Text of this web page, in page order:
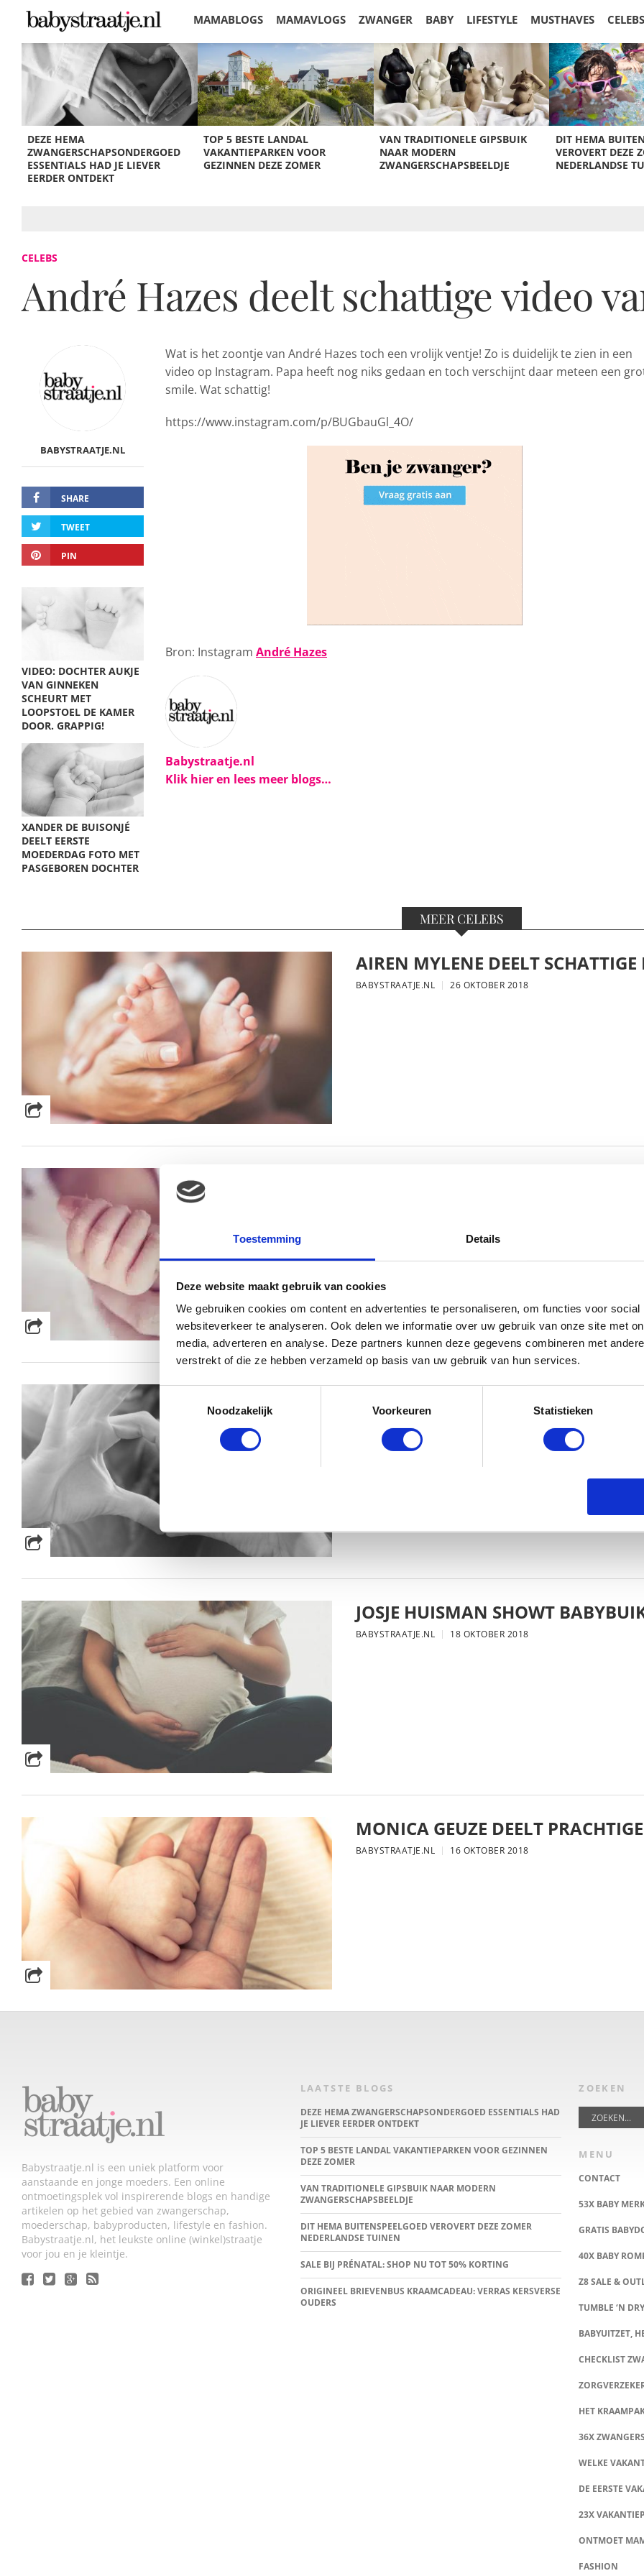
Toestemming Details
Deze website maakt gebruik van cookies
We gebruiken cookies om content en advertenties te personaliseren, om functies voor social
websiteverkeer te analyseren. Ook delen we informatie over uw gebruik van onze site met
media, adverteren en analyse. Deze partners kunnen deze gegevens combineren met
verstrekt of die ze hebben verzameld op basis van uw gebruik van hun services.
Noodzakelijk
Voorkeuren Statistieken
MAMABLOGS MAMAVLOGS ZWANGER BABY LIFESTYLE MUSTHAVES CELEBS
KORTINGEN
DEZE HEMA
ZWANGERSCHAPSONDERGOED
ESSENTIALS HAD JE LIEVER
EERDER ONTDEKT
TOP 5 BESTE LANDAL
VAKANTIEPARKEN VOOR
GEZINNEN DEZE ZOMER
VAN TRADITIONELE GIPSBUIK
NAAR MODERN
ZWANGERSCHAPSBEELDJE
DIT HEMA
VEROVERT DEZE
NEDERLANDSE
CELEBS
André Hazes deelt schattige video
BABYSTRAATJE.NL
SHARE
TWEET
PIN
VIDEO: DOCHTER AUKJE
VAN GINNEKEN
SCHEURT MET
LOOPSTOEL DE KAMER
DOOR. GRAPPIG!
XANDER DE BUISONJÉ
DEELT EERSTE
MOEDERDAG FOTO MET
PASGEBOREN DOCHTER
Wat is het zoontje van André Hazes toch een vrolijk ventje! Zo is duidelijk te zien in een
video op Instagram. Papa heeft nog niks gedaan en toch verschijnt daar meteen een
smile. Wat schattig!
https://www.instagram.com/p/BUGbauGl_4O/
Bron: Instagram André Hazes
Babystraatje.nl
Klik hier en lees meer blogs…
MEER CELEBS
AIREN MYLENE DEELT
BABYSTRAATJE.NL 26 OKTOBER 2018
FOTO: SAAR KONINGSBERGER
KIM KÖTTER DEELT PRACHTIGE
MANNEN
BABYSTRAATJE.NL
JOSJE HUISMAN SHOWT
BABYSTRAATJE.NL 18 OKTOBER 2018
MONICA GEUZE DEELT
BABYSTRAATJE.NL 16 OKTOBER 2018
Babystraatje.nl is een uniek platform voor
aanstaande en jonge moeders. Een online
ontmoetingsplek vol inspirerende blogs en handige
artikelen op het gebied van zwangerschap,
moederschap, babyproducten, lifestyle en fashion.
Babystraatje.nl, het leukste online (winkel)straatje
voor jou en je kleintje.
LAATSTE BLOGS
DEZE HEMA ZWANGERSCHAPSONDERGOED ESSENTIALS HAD
JE LIEVER EERDER ONTDEKT
TOP 5 BESTE LANDAL VAKANTIEPARKEN VOOR GEZINNEN
DEZE ZOMER
VAN TRADITIONELE GIPSBUIK NAAR MODERN
ZWANGERSCHAPSBEELDJE
DIT HEMA BUITENSPEELGOED VEROVERT DEZE ZOMER
NEDERLANDSE TUINEN
SALE BIJ PRÉNATAL: SHOP NU TOT 50% KORTING
ORIGINEEL BRIEVENBUS KRAAMCADEAU: VERRAS KERSVERSE
OUDERS
ZOEKEN
MENU
CONTACT
53X BABY
GRATIS
40X BABY
Z8 SALE &
TUMBLE ‘N
BABYUITZET,
CHECKLIST
HET
36X
WELKE
DE EERSTE
23X
ONTMOET
FASHION